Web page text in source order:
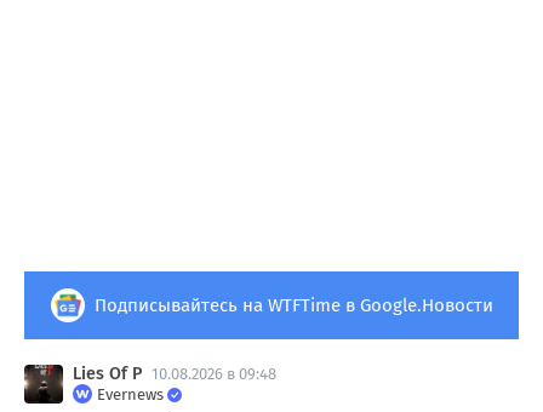
Подписывайтесь на WTFTime в Google.Новости
Lies Of P 10.08.2026 в 09:48
Evernews